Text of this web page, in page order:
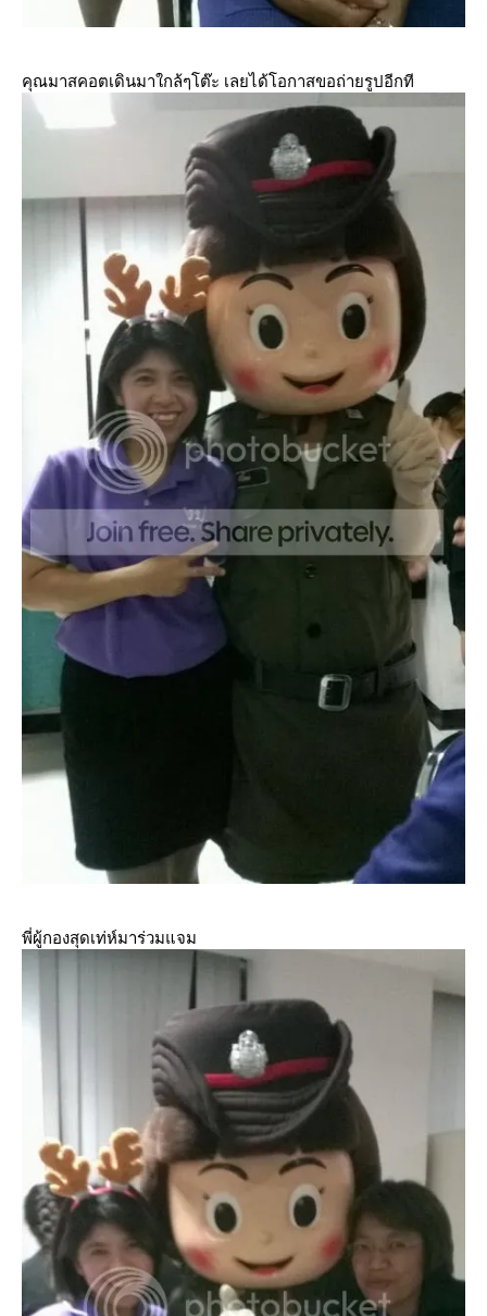
คุณมาสคอตเดินมาใกล้ๆโต๊ะ เลยได้โอกาสขอถ่ายรูปอีกที
พี่ผู้กองสุดเท่ห์มาร่วมแจม